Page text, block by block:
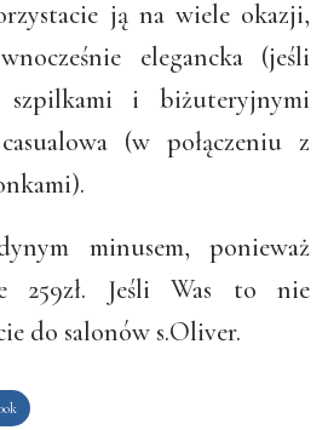
ją na wiele okazji,
elegancka (jeśli
szpilkami i biżuteryjnymi
(w połączeniu z
minusem, ponieważ
259zł. Jeśli Was to nie
do salonów s.Oliver.